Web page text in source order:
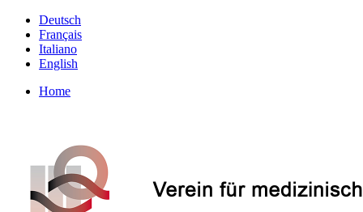
Deutsch
Français
Italiano
English
Home